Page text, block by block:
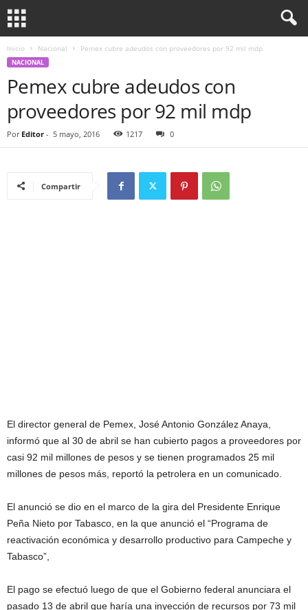
Inicio Nacional Pemex cubre adeudos con proveedores por 92 mil mdp
NACIONAL
Pemex cubre adeudos con
proveedores por 92 mil mdp
Por Editor - 5 mayo, 2016 1217 0
Compartir
El director general de Pemex, José Antonio González Anaya,
informó que al 30 de abril se han cubierto pagos a proveedores por
casi 92 mil millones de pesos y se tienen programados 25 mil
millones de pesos más, reportó la petrolera en un comunicado.
El anunció se dio en el marco de la gira del Presidente Enrique
Peña Nieto por Tabasco, en la que anunció el “Programa de
reactivación económica y desarrollo productivo para Campeche y
Tabasco”,
El pago se efectuó luego de que el Gobierno federal anunciara el
pasado 13 de abril que haría una inyección de recursos por 73 mil